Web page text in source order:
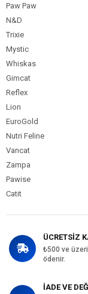
Paw Paw
N&D
Trixie
Mystic
Whiskas
Gimcat
Reflex
Lion
EuroGold
Nutri Feline
Vancat
Zampa
Pawise
Catit
ÜCRETSİZ
₺500 ve
ödenir.
İADE VE